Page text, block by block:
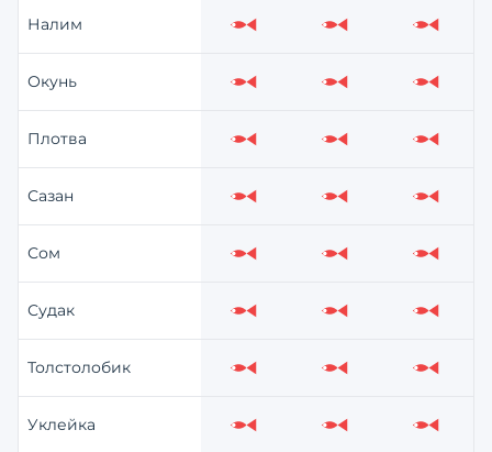
Налим Слабо Слабо Слабо
Окунь Слабо Слабо Слабо
Плотва Слабо Слабо Слабо
Сазан Слабо Слабо Слабо
Сом Слабо Слабо Слабо
Судак Слабо Слабо Слабо
Толстолобик Слабо Слабо Слабо
Уклейка Слабо Слабо Слабо